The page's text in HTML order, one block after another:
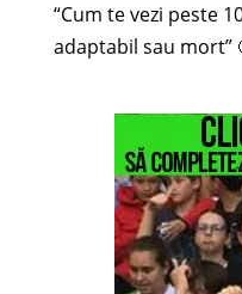
“Cum te vezi peste
adaptabil sau mort”